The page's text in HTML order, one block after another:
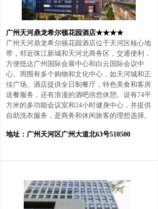
广州天河鼎龙希尔顿花园酒店★★★★
广州天河鼎龙希尔顿花园酒店位于天河区核心地
带，邻近珠江新城和天河北商务区，交通便利，
方便抵达广州国际会展中心和白云国际会议中
心。周围有多个购物和文化中心，如天河城和正
佳广场。酒店提供全日制餐厅，特色美食和客房
送餐服务，还有浪漫的酒吧供您休憩。设有74平
方米的多功能会议室和24小时健身中心，并提供
自助洗衣服务，是商务和休闲旅客的理想选择。
地址：广州天河区广州大道北63号510500